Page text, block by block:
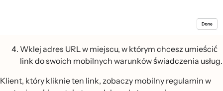
Wklej adres URL w miejscu, w którym chcesz umieścić
link do swoich mobilnych warunków świadczenia usług.
Klient, który kliknie ten link, zobaczy mobilny regulamin w